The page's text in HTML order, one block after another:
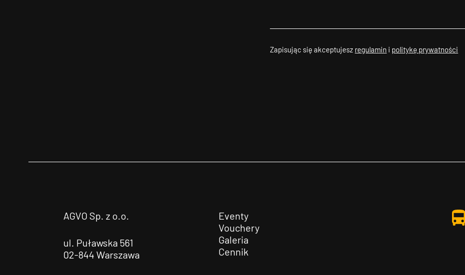
Zapisując się akceptujesz regulamin i politykę prywatności
AGVO Sp. z o.o.
ul. Puławska 561
02-844 Warszawa
Eventy
Vouchery
Galeria
Cennik